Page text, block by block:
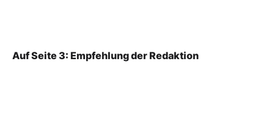
Auf Seite 3: Empfehlung der Redaktion